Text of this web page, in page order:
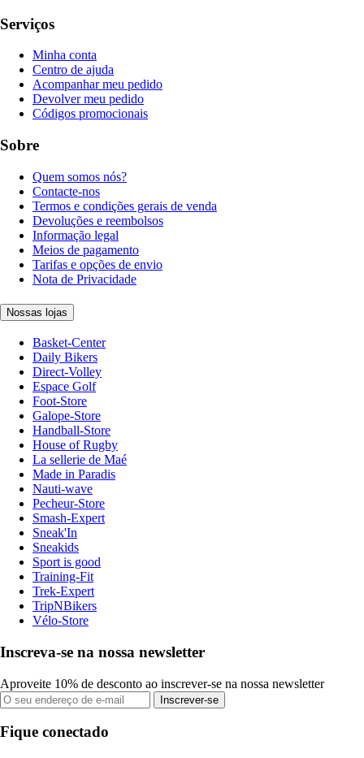
Serviços
Minha conta
Centro de ajuda
Acompanhar meu pedido
Devolver meu pedido
Códigos promocionais
Sobre
Quem somos nós?
Contacte-nos
Termos e condições gerais de venda
Devoluções e reembolsos
Informação legal
Meios de pagamento
Tarifas e opções de envio
Nota de Privacidade
Nossas lojas
Basket-Center
Daily Bikers
Direct-Volley
Espace Golf
Foot-Store
Galope-Store
Handball-Store
House of Rugby
La sellerie de Maé
Made in Paradis
Nauti-wave
Pecheur-Store
Smash-Expert
Sneak'In
Sneakids
Sport is good
Training-Fit
Trek-Expert
TripNBikers
Vélo-Store
Inscreva-se na nossa newsletter
Aproveite 10% de desconto ao inscrever-se na nossa newsletter
Inscrever-se
Fique conectado